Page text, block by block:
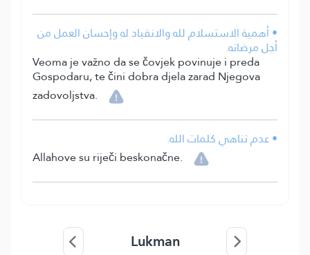
• أهمية الاستسلام لله والانقياد له وإحسان العمل من
أجل مرضاته.
Veoma je važno da se čovjek povinuje i preda
Gospodaru, te čini dobra djela zarad Njegova
zadovoljstva.
• عدم تناهي كلمات الله.
Allahove su riječi beskonačne.
Lukman